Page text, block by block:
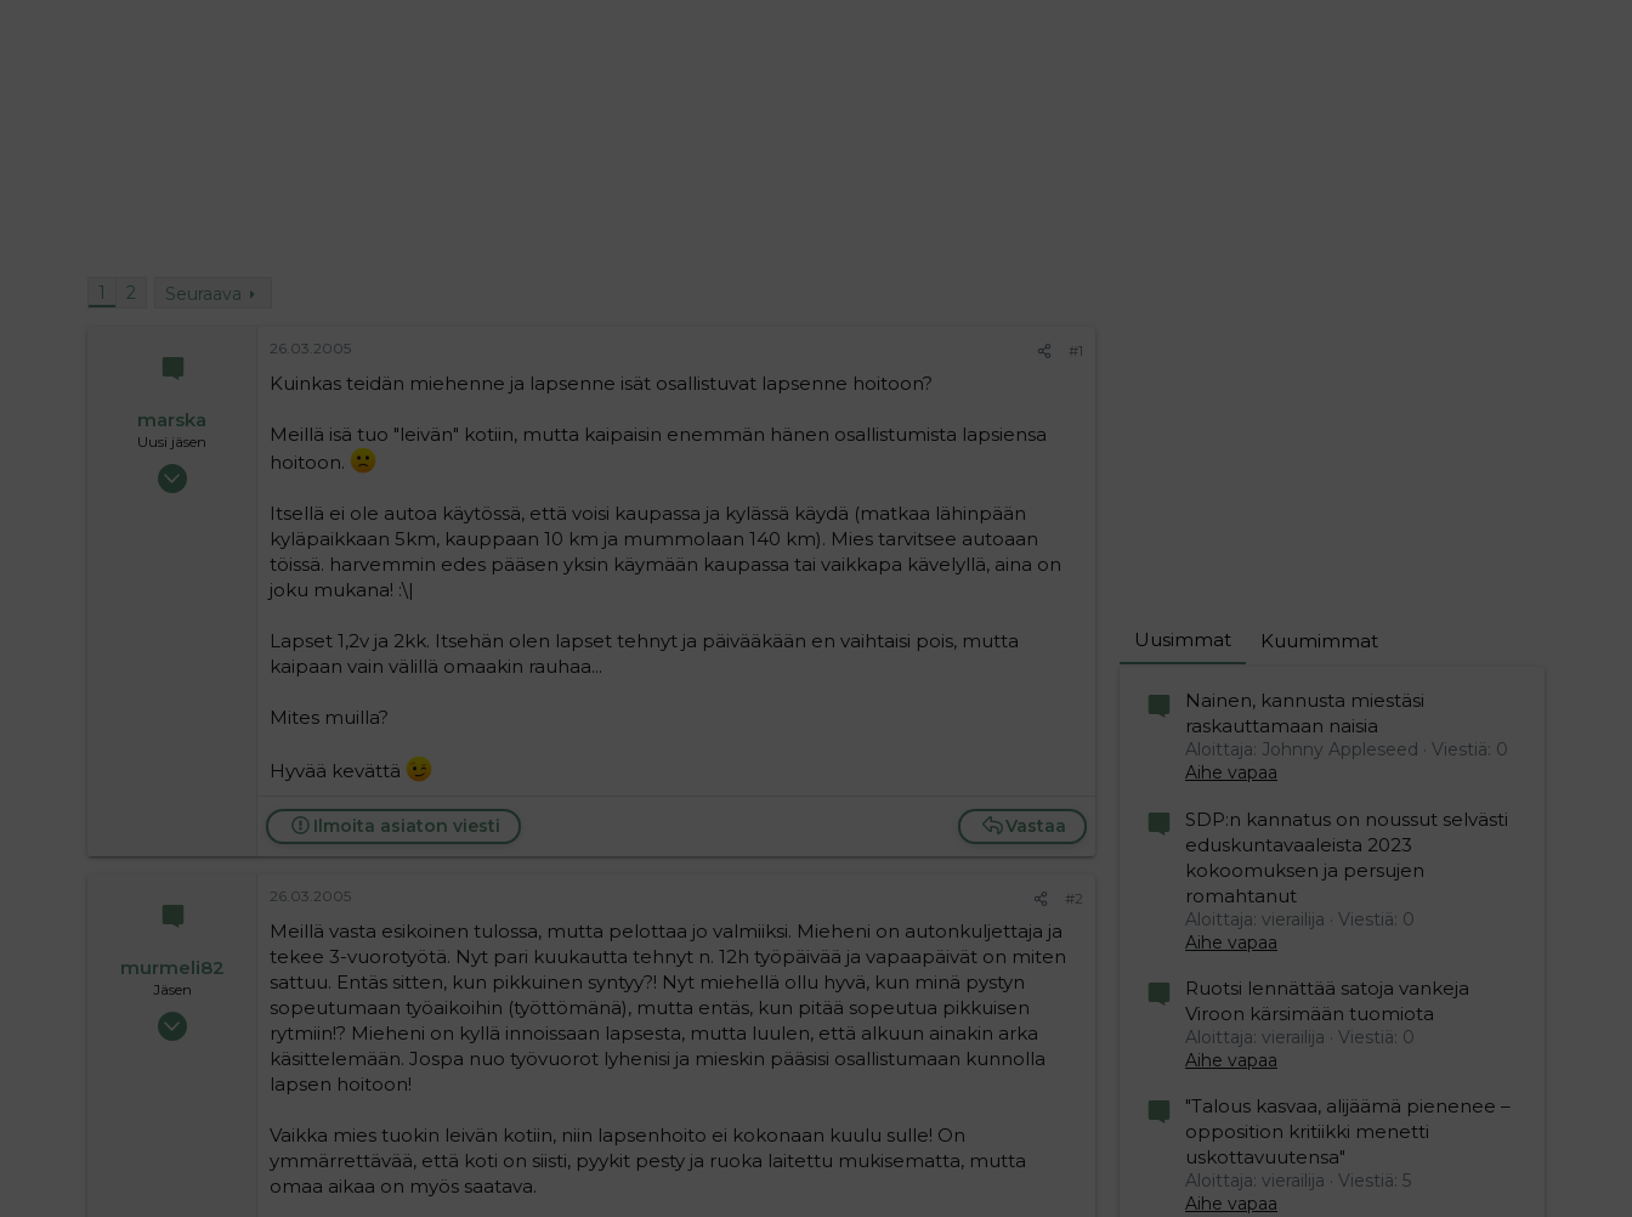
1 2 Seuraava
marska
Uusi jäsen
26.12.2004
26.03.2005 #1
Kuinkas teidän miehenne ja lapsenne isät osallistuvat lapsenne hoitoon?
Meillä isä tuo "leivän" kotiin, mutta kaipaisin enemmän hänen osallistumista lapsiensa
hoitoon.
Itsellä ei ole autoa käytössä, että voisi kaupassa ja kylässä käydä (matkaa lähinpään
kyläpaikkaan 5km, kauppaan 10 km ja mummolaan 140 km). Mies tarvitsee autoaan
töissä. harvemmin edes pääsen yksin käymään kaupassa tai vaikkapa kävelyllä, aina on
joku mukana! :\|
Lapset 1,2v ja 2kk. Itsehän olen lapset tehnyt ja päivääkään en vaihtaisi pois, mutta
kaipaan vain välillä omaakin rauhaa...
Mites muilla?
Hyvää kevättä
Vastaa
Ilmoita asiaton viesti
murmeli82
Jäsen
19.10.2004
26.03.2005 #2
Meillä vasta esikoinen tulossa, mutta pelottaa jo valmiiksi. Mieheni on autonkuljettaja ja
tekee 3-vuorotyötä. Nyt pari kuukautta tehnyt n. 12h työpäivää ja vapaapäivät on miten
sattuu. Entäs sitten, kun pikkuinen syntyy?! Nyt miehellä ollu hyvä, kun minä pystyn
sopeutumaan työaikoihin (työttömänä), mutta entäs, kun pitää sopeutua pikkuisen
rytmiin!? Mieheni on kyllä innoissaan lapsesta, mutta luulen, että alkuun ainakin arka
käsittelemään. Jospa nuo työvuorot lyhenisi ja mieskin pääsisi osallistumaan kunnolla
lapsen hoitoon!
Vaikka mies tuokin leivän kotiin, niin lapsenhoito ei kokonaan kuulu sulle! On
ymmärrettävää, että koti on siisti, pyykit pesty ja ruoka laitettu mukisematta, mutta
omaa aikaa on myös saatava.
Uusimmat Kuumimmat
Nainen, kannusta miestäsi
raskauttamaan naisia
Aloittaja: Johnny Appleseed
Viestiä: 0
Aihe vapaa
SDP:n kannatus on noussut selvästi
eduskuntavaaleista 2023
kokoomuksen ja persujen
romahtanut
Aloittaja: vierailija
Viestiä: 0
Aihe vapaa
Ruotsi lennättää satoja vankeja
Viroon kärsimään tuomiota
Aloittaja: vierailija
Viestiä: 0
Aihe vapaa
"Talous kasvaa, alijäämä pienenee –
opposition kritiikki menetti
uskottavuutensa"
Aloittaja: vierailija
Viestiä: 5
Aihe vapaa